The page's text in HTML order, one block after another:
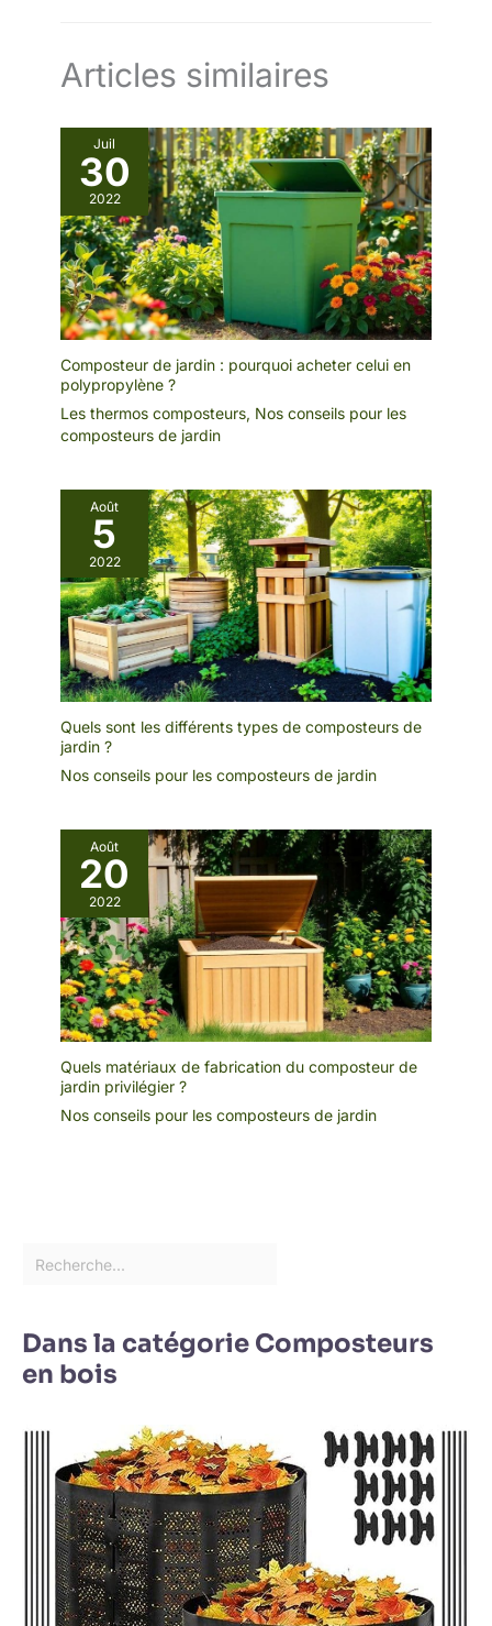
Articles similaires
Juil
30
2022
Composteur de jardin : pourquoi acheter celui en
polypropylène ?
Les thermos composteurs, Nos conseils pour les
composteurs de jardin
Août
5
2022
Quels sont les différents types de composteurs de
jardin ?
Nos conseils pour les composteurs de jardin
Août
20
2022
Quels matériaux de fabrication du composteur de
jardin privilégier ?
Nos conseils pour les composteurs de jardin
Dans la catégorie Composteurs
en bois